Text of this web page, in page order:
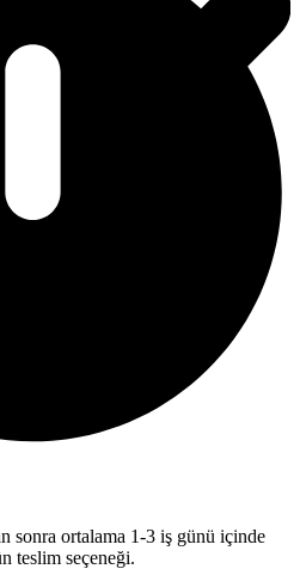
sonra ortalama 1-3 iş günü içinde
teslim seçeneği.